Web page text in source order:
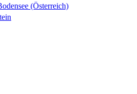
(Österreich)